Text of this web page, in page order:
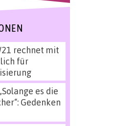
rechnet mit
für
es die
Gedenken